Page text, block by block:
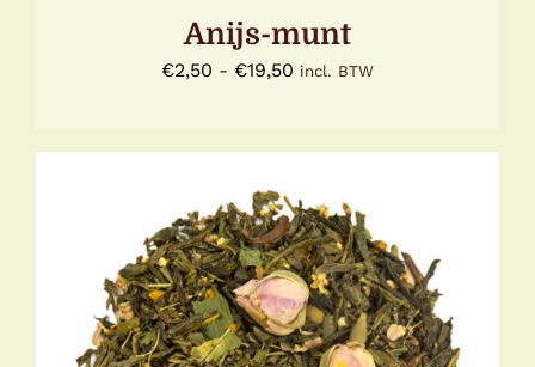
PRODUCTPAGINA
Anijs-munt
€2,50 - €19,50 Prijsklasse:
incl. BTW